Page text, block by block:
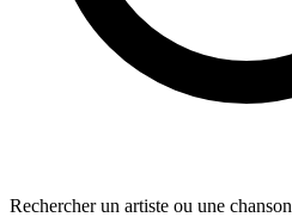
Rechercher un artiste ou une chanson